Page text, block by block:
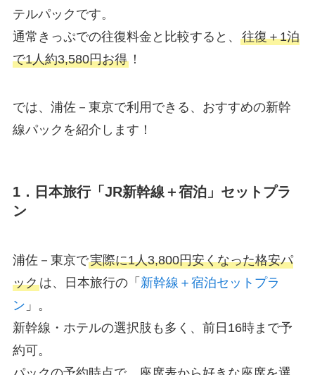
テルパックです。
通常きっぷでの往復料金と比較すると、 往復＋1泊
で1人約3,580円お得！
では、浦佐－東京で利用できる、おすすめの新幹
線パックを紹介します！
1．日本旅行「JR新幹線＋宿泊」セットプラ
ン
浦佐－東京で実際に1人3,800円安くなった格安パ
ックは、日本旅行の「 新幹線＋宿泊セットプラ
ン 」。
新幹線・ホテルの選択肢も多く、前日16時まで予
約可。